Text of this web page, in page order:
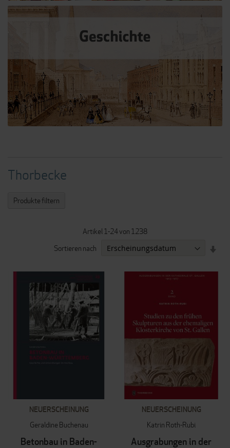
Thorbecke
Artikel1-24von 1238
Sortieren nach
NEUERSCHEINUNG
Geraldine Buchenau
Betonbau in Baden-
NEUERSCHEINUNG
Katrin Roth-Rubi
Ausgrabungen in der
Produkte filtern